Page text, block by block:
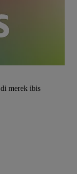
di merek ibis